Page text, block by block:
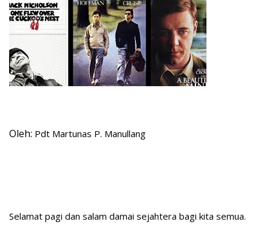
Oleh: Pdt Martunas P. Manullang
Selamat pagi dan salam damai sejahtera bagi kita semua.